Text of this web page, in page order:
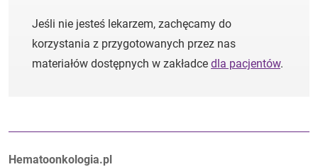
Jeśli nie jesteś lekarzem, zachęcamy do
korzystania z przygotowanych przez nas
materiałów dostępnych w zakładce dla pacjentów.
Autorzy:
Hematoonkologia.pl